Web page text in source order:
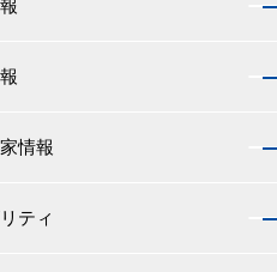
防汚剤
情報
ティ